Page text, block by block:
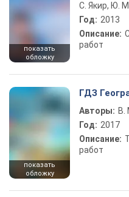
показать
обложку
С. Якир, Ю.
Год: 2013
Описание:
работ
показать
обложку
ГДЗ
Авторы: В.
Год: 2017
Описание:
работ